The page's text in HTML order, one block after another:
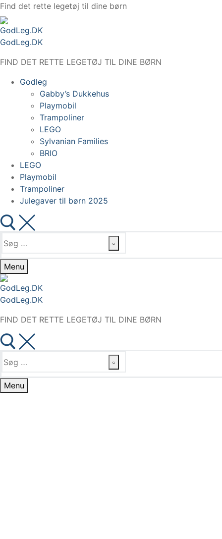
Spring
til
indhold
Find det rette legetøj til dine børn
GodLeg.DK
FIND DET RETTE LEGETØJ TIL DINE BØRN
Godleg
Gabby’s Dukkehus
Playmobil
Trampoliner
LEGO
Sylvanian Families
BRIO
LEGO
Playmobil
Trampoliner
Julegaver til børn 2025
Søg
efter:
Menu
GodLeg.DK
FIND DET RETTE LEGETØJ TIL DINE BØRN
Søg
efter:
Menu